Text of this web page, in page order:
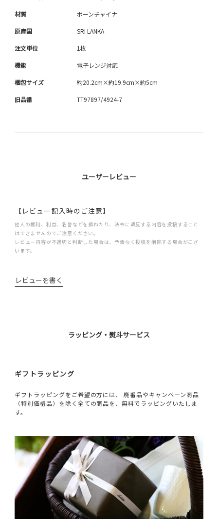
材質 ボーンチャイナ
原産国 SRI LANKA
注文単位 1枚
機能 電子レンジ対応
梱包サイズ 約20.2cm×約19.9cm×約5cm
旧品番 TT97897/4924-7
ユーザーレビュー
【レビュー記入時のご注意】
他人の権利、利益、名誉などを損ねたり、法令に違反する内容を投稿すること
はできませんのでご注意ください。
レビュー内容が不適切と判断した場合は、予告なく投稿を削除する場合がござ
います。
レビューを書く
ラッピング・熨斗サービス
ギフトラッピング
ギフトラッピングをご希望の方には、 廃番品やキャンペーン商品
（特別価格品）を除く全ての商品を、無料でラッピングいたしま
す。